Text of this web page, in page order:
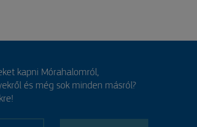
kapni Mórahalomról,
és még sok minden másról?